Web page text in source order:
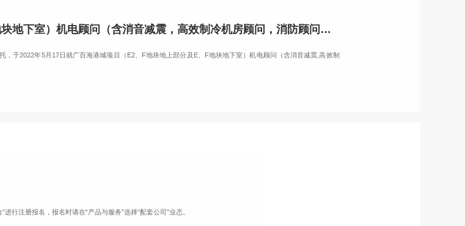
关于广百海港城项目（E2、F地块地上部分及E、F地块地下室）机电顾问（含消音减震，高效制冷机房顾问，消防顾问等）的中标公示
于2022年5月17日就广百海港城项目（E2、F地块地上部分及E、F地块地下室）机电顾问（含消音减震,高效制
行注册报名，报名时请在“产品与服务”选择“配套公司”业态。